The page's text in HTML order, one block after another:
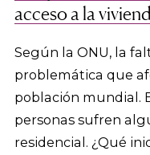
acceso a la
Según la ONU, la
problemática que
población mundial.
personas sufren
residencial. ¿Qué